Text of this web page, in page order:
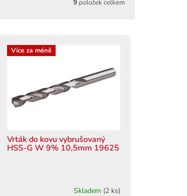
9 položek celkem
Více za méně
Vrták do kovu vybrušovaný
HSS-G W 9% 10,5mm 19625
Skladem (2 ks)